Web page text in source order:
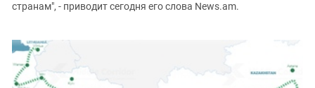
странам", - приводит сегодня его слова News.am.